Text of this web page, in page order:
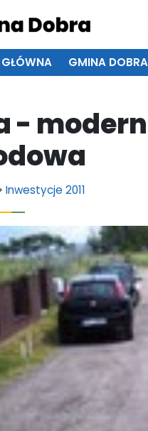
GMINA DOBRA
-
Inwestycje 2011